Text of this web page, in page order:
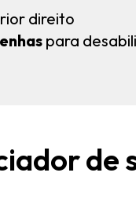
direito
para
de